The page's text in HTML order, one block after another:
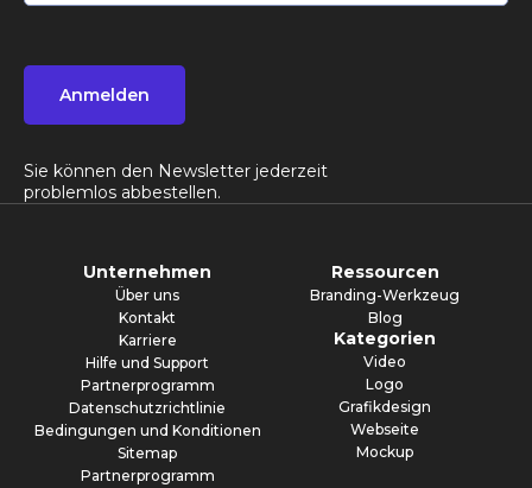
Anmelden
Sie können den Newsletter jederzeit
problemlos abbestellen.
Unternehmen
Über uns
Kontakt
Karriere
Hilfe und Support
Partnerprogramm
Datenschutzrichtlinie
Bedingungen und Konditionen
Sitemap
Partnerprogramm
Ressourcen
Branding-Werkzeug
Blog
Kategorien
Video
Logo
Grafikdesign
Webseite
Mockup